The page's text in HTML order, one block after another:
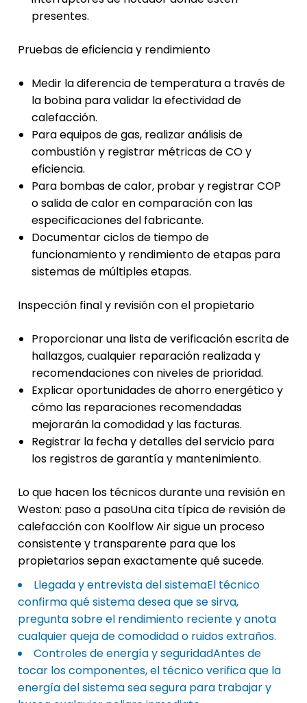
presentes.
Pruebas de eficiencia y rendimiento
Medir la diferencia de temperatura a través de
la bobina para validar la efectividad de
calefacción.
Para equipos de gas, realizar análisis de
combustión y registrar métricas de CO y
eficiencia.
Para bombas de calor, probar y registrar COP
o salida de calor en comparación con las
especificaciones del fabricante.
Documentar ciclos de tiempo de
funcionamiento y rendimiento de etapas para
sistemas de múltiples etapas.
Inspección final y revisión con el propietario
Proporcionar una lista de verificación escrita de
hallazgos, cualquier reparación realizada y
recomendaciones con niveles de prioridad.
Explicar oportunidades de ahorro energético y
cómo las reparaciones recomendadas
mejorarán la comodidad y las facturas.
Registrar la fecha y detalles del servicio para
los registros de garantía y mantenimiento.
Lo que hacen los técnicos durante una revisión en
Weston: paso a pasoUna cita típica de revisión de
calefacción con Koolflow Air sigue un proceso
consistente y transparente para que los
propietarios sepan exactamente qué sucede.
Llegada y entrevista del sistemaEl técnico
confirma qué sistema desea que se sirva,
pregunta sobre el rendimiento reciente y anota
cualquier queja de comodidad o ruidos extraños.
Controles de energía y seguridadAntes de
tocar los componentes, el técnico verifica que la
energía del sistema sea segura para trabajar y